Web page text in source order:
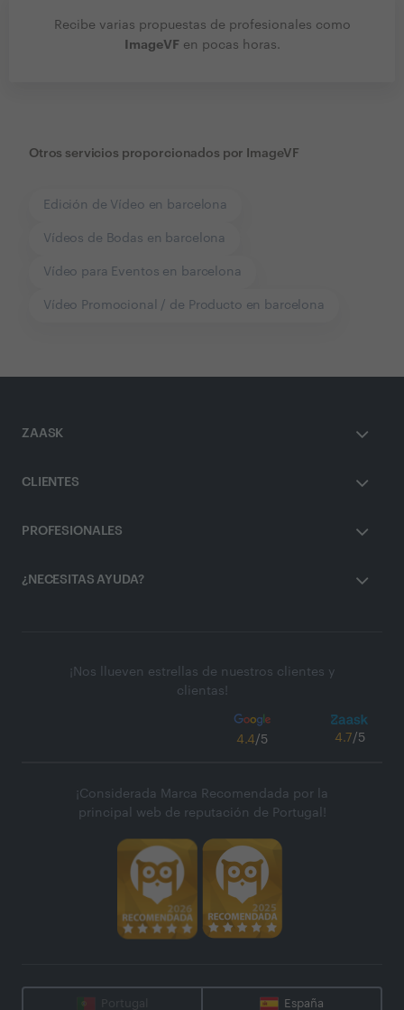
Recibe varias propuestas de profesionales como
ImageVF en pocas horas.
Otros servicios proporcionados por ImageVF
Edición de Vídeo en barcelona
Vídeos de Bodas en barcelona
Vídeo para Eventos en barcelona
Vídeo Promocional / de Producto en barcelona
ZAASK
CLIENTES
PROFESIONALES
¿NECESITAS AYUDA?
¡Nos llueven estrellas de nuestros clientes y
clientas!
4.4/5 4.7/5
¡Considerada Marca Recomendada por la
principal web de reputación de Portugal!
Portugal España